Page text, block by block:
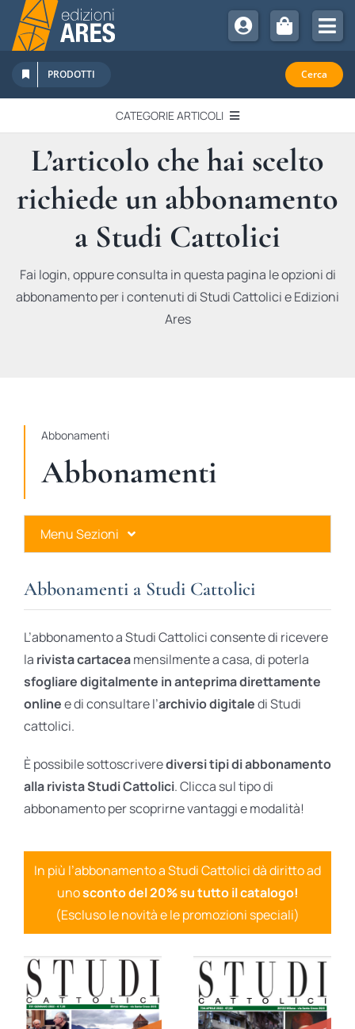
Salta
contenuto
Chi Siamo
Sostienici
Abbonamenti
Promozioni
Newsletter
PRODOTTI Cerca
CATEGORIE ARTICOLI
EDITORIALI
IN QUESTO NUMERO
RECENSIONI
L’articolo che hai scelto
richiede un abbonamento
a Studi Cattolici
Fai login, oppure consulta in questa pagina le opzioni di
abbonamento per i contenuti di Studi Cattolici e Edizioni
Ares
Abbonamenti
Abbonamenti
Menu Sezioni
Ares Gold
Ares Digital
Ares Gift Card
Abbonamenti a Studi Cattolici
L’abbonamento a Studi Cattolici consente di ricevere
la rivista cartaceamensilmente a casa, di poterla
sfogliare digitalmente in anteprima direttamente
onlinee di consultare l’archivio digitaledi Studi
cattolici.
È possibile sottoscriverediversi tipi di abbonamento
alla rivista Studi Cattolici. Clicca sul tipo di
abbonamento per scoprirne vantaggi e modalità!
In più l’abbonamento a Studi Cattolici dà diritto ad
unosconto del 20% su tutto il catalogo!
(Escluso le novità e le promozioni speciali)